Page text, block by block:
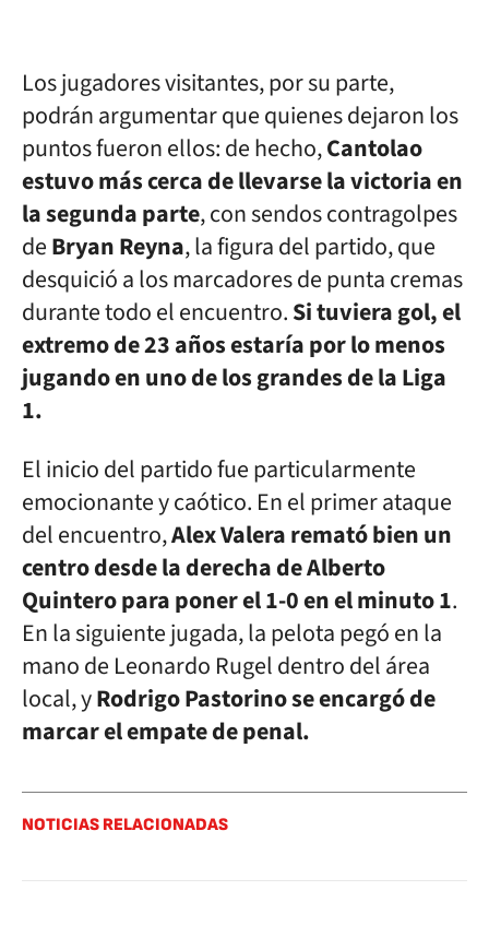
Los jugadores visitantes, por su parte,
podrán argumentar que quienes dejaron los
puntos fueron ellos: de hecho,Cantolao
estuvo más cerca de llevarse la victoria en
la segunda parte, con sendos contragolpes
deBryan Reyna, la figura del partido, que
desquició a los marcadores de punta cremas
durante todo el encuentro.Si tuviera gol, el
extremo de 23 años estaría por lo menos
jugando en uno de los grandes de la Liga
1.
El inicio del partido fue particularmente
emocionante y caótico. En el primer ataque
del encuentro,Alex Valera remató bien un
centro desde la derecha de Alberto
Quintero para poner el 1-0 en el minuto 1.
En la siguiente jugada, la pelota pegó en la
mano de Leonardo Rugel dentro del área
local, yRodrigo Pastorino se encargó de
marcar el empate de penal.
NOTICIAS RELACIONADAS